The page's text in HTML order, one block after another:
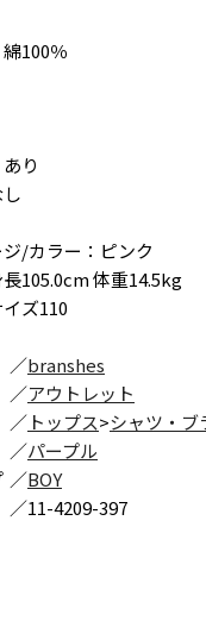
100％
り
/カラー：ピンク
105.0cm 体重14.5kg
ズ110
／branshes
／アウトレット
／ トップス>シャツ・ブ
／パープル
／BOY
／11-4209-397